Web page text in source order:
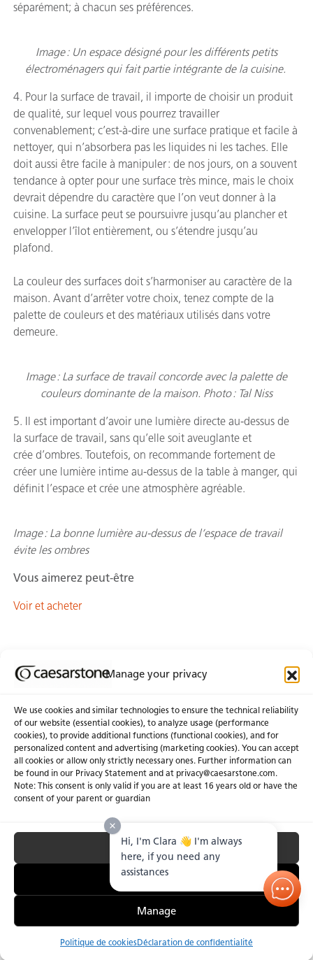
Manage your privacy
We use cookies and similar technologies to ensure the technical reliability
of our website (essential cookies), to analyze usage (performance
cookies), to provide additional functions (functional cookies), and for
personalized content and advertising (marketing cookies). You can accept
all cookies or allow only strictly necessary ones. Further information can
be found in our Privacy Statement and at privacy@caesarstone.com.
Note: This consent is only valid if you are at least 16 years old or have the
consent of your parent or guardian
Accept All
Essential Only
Manage
Politique de cookiesDéclaration de confidentialité
séparément; à chacun ses préférences.​
Image : Un espace désigné pour les différents petits
électroménagers qui fait partie intégrante de la cuisine.
4. Pour la surface de travail, il importe de choisir un produit
de qualité, sur lequel vous pourrez travailler
convenablement; c’est-à-dire une surface pratique et facile à
nettoyer, qui n’absorbera pas les liquides ni les taches. Elle
doit aussi être facile à manipuler : de nos jours, on a souvent
tendance à opter pour une surface très mince, mais le choix
devrait dépendre du caractère que l’on veut donner à la
cuisine. La surface peut se poursuivre jusqu’au plancher et
envelopper l’îlot entièrement, ou s’étendre jusqu’au
plafond.
La couleur des surfaces doit s’harmoniser au caractère de la
maison. Avant d’arrêter votre choix, tenez compte de la
palette de couleurs et des matériaux utilisés dans votre
demeure.
Image : La surface de travail concorde avec la palette de
couleurs dominante de la maison. Photo : Tal Niss
5. Il est important d’avoir une lumière directe au-dessus de
la surface de travail, sans qu’elle soit aveuglante et
crée d’ombres. Toutefois, on recommande fortement de
créer une lumière intime au-dessus de la table à manger, qui
définit l’espace et crée une atmosphère agréable.
Image : La bonne lumière au-dessus de l’espace de travail
évite les ombres
Vous aimerez peut-être
Voir et acheter
Abonnez-Vous À Notre Infolettre
Obtenir une soumission
À propos de nous Certifications
Communiqués Carrières
Investisseurs
Gérer les Témoins Conditions Générales de Vente
Lutte Contre le Travail Forcé et le Travail des Enfants.
Hi, I'm Clara 👋 I'm always
here, if you need any
assistances